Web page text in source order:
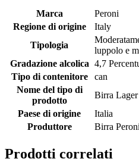
Marca
Peroni
Regione di origine
Italy
Tipologia
luppolo e
Gradazione alcolica 4,7
Tipo di contenitore
can
Nome del tipo di
prodotto
Birra Lager
Paese di origine
Italia
Produttore
Birra
Prodotti correlati